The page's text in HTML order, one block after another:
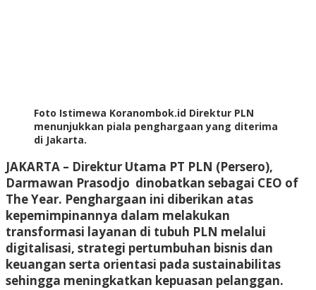
Foto Istimewa Koranombok.id Direktur PLN
menunjukkan piala penghargaan yang diterima
di Jakarta.
JAKARTA – Direktur Utama PT PLN (Persero),
Darmawan Prasodjo dinobatkan sebagai CEO of
The Year. Penghargaan ini diberikan atas
kepemimpinannya dalam melakukan
transformasi layanan di tubuh PLN melalui
digitalisasi, strategi pertumbuhan bisnis dan
keuangan serta orientasi pada sustainabilitas
sehingga meningkatkan kepuasan pelanggan.